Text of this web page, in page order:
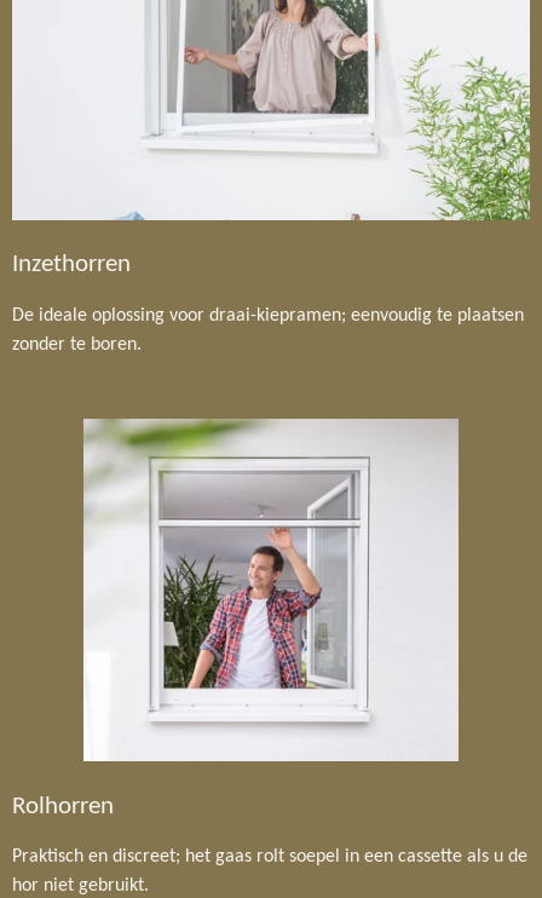
Inzethorren
De ideale oplossing voor draai-kiepramen; eenvoudig te plaatsen
zonder te boren.
Rolhorren
Praktisch en discreet; het gaas rolt soepel in een cassette als u de
hor niet gebruikt.